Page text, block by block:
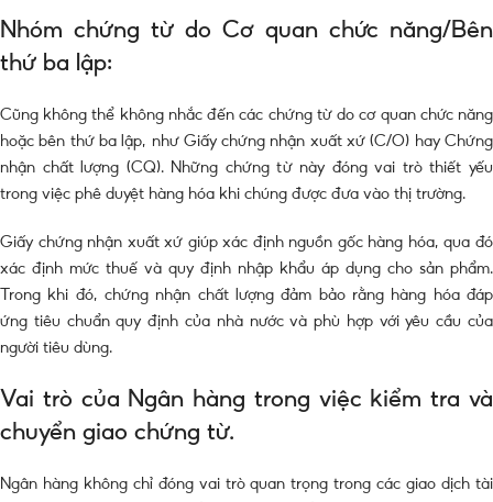
Nhóm chứng từ do Cơ quan chức năng/Bên
thứ ba lập:
Cũng không thể không nhắc đến các chứng từ do cơ quan chức năng
hoặc bên thứ ba lập, như Giấy chứng nhận xuất xứ (C/O) hay Chứng
nhận chất lượng (CQ). Những chứng từ này đóng vai trò thiết yếu
trong việc phê duyệt hàng hóa khi chúng được đưa vào thị trường.
Giấy chứng nhận xuất xứ giúp xác định nguồn gốc hàng hóa, qua đó
xác định mức thuế và quy định nhập khẩu áp dụng cho sản phẩm.
Trong khi đó, chứng nhận chất lượng đảm bảo rằng hàng hóa đáp
ứng tiêu chuẩn quy định của nhà nước và phù hợp với yêu cầu của
người tiêu dùng.
Vai trò của Ngân hàng trong việc kiểm tra và
chuyển giao chứng từ.
Ngân hàng không chỉ đóng vai trò quan trọng trong các giao dịch tài